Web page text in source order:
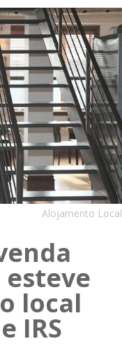
Alojamento Local
local
IRS